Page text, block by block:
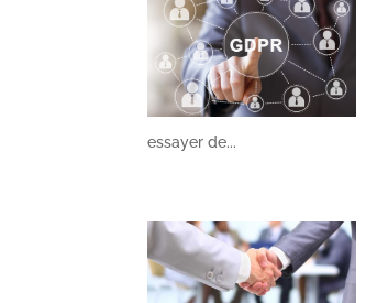
essayer de...